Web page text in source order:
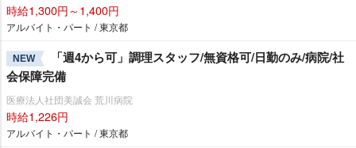
時給1,300円～1,400円
アルバイト・パート / 東京都
NEW
「週4から可」調理スタッフ/無資格可/日勤のみ/病院/社
会保障完備
医療法人社団美誠会 荒川病院
時給1,226円
アルバイト・パート / 東京都